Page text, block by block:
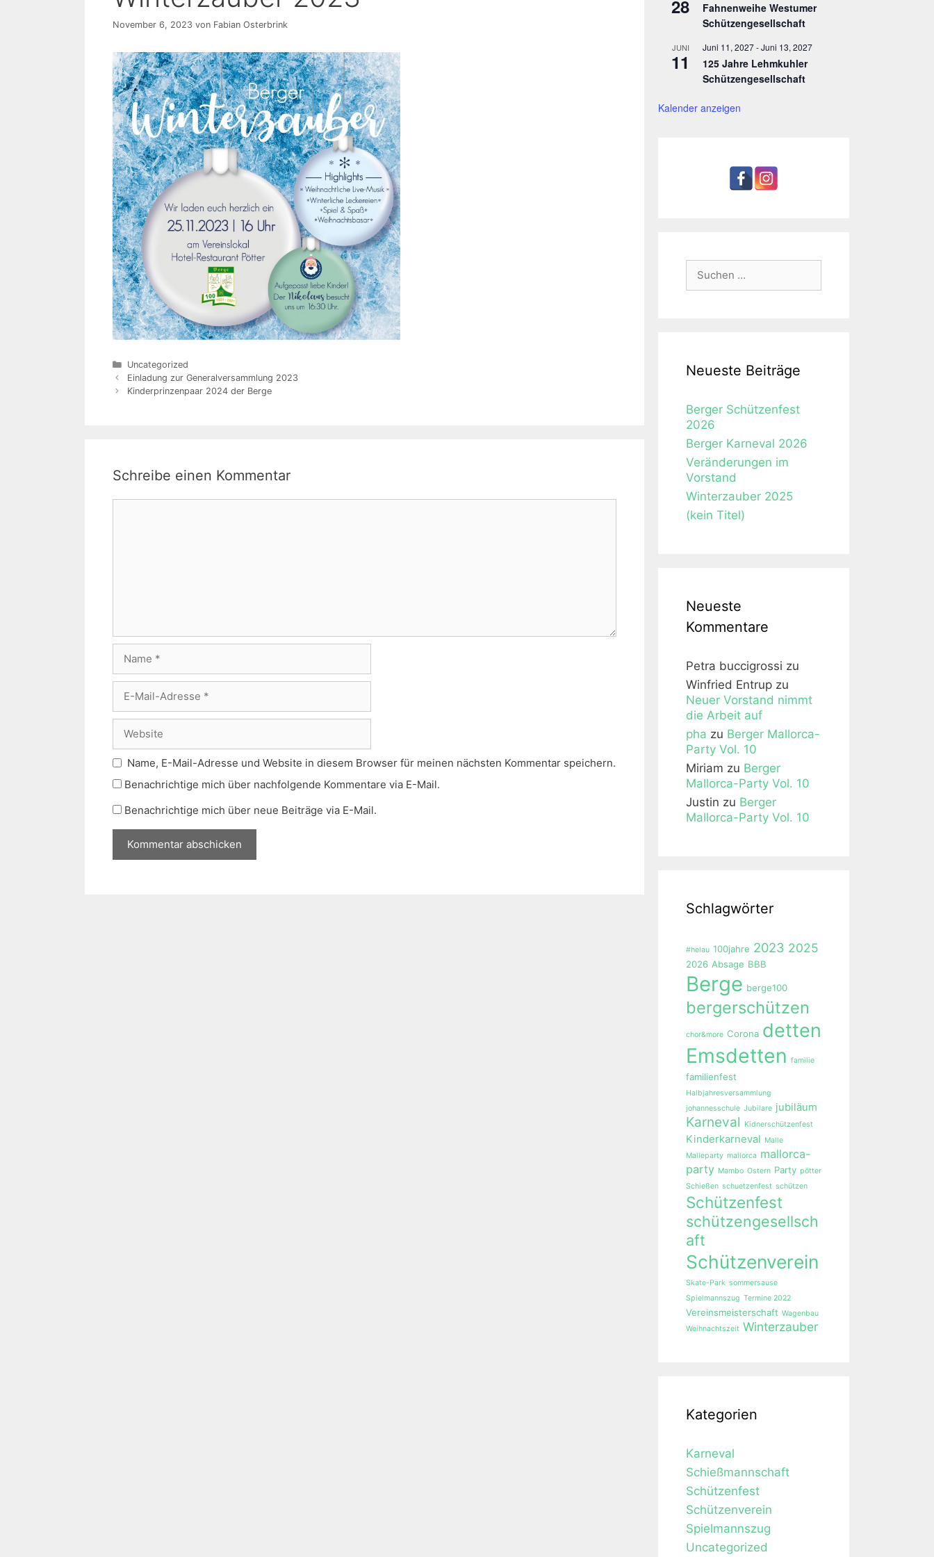
November 6, 2023 von Fabian Osterbrink
Kategorien
Uncategorized
Einladung zur Generalversammlung 2023
Kinderprinzenpaar 2024 der Berge
Schreibe einen Kommentar
Mail-
Adresse
Name, E-Mail-Adresse und Website in diesem Browser für meinen nächsten Kommentar speichern.
Benachrichtige mich über nachfolgende Kommentare via E-Mail.
Benachrichtige mich über neue Beiträge via E-Mail.
28
Fahnenweihe Westumer
Schützengesellschaft
JUNI
11
Juni 11, 2027-Juni 13, 2027
125 Jahre Lehmkuhler
Schützengesellschaft
Kalender anzeigen
nach:
Neueste Beiträge
Berger Schützenfest
2026
Berger Karneval 2026
Veränderungen im
Vorstand
Winterzauber 2025
(kein Titel)
Neueste
Kommentare
Petra buccigrossi zu
Winfried Entrup zu
Neuer Vorstand nimmt
die Arbeit auf
pha zu Berger Mallorca-
Party Vol. 10
Miriam zu Berger
Mallorca-Party Vol. 10
Justin zu Berger
Mallorca-Party Vol. 10
Schlagwörter
#helau 100jahre 2023 2025
2026 Absage BBB
Berge berge100
bergerschützen
chor&more Corona detten
Emsdetten familie
familienfest
Halbjahresversammlung
johannesschule Jubilare jubiläum
Karneval Kidnerschützenfest
Kinderkarneval Malle
Malleparty mallorca mallorca-
party Mambo Ostern Party pötter
Schießen schuetzenfest schützen
Schützenfest
schützengesellsch
aft
Schützenverein
Skate-Park sommersause
Spielmannszug Termine 2022
Vereinsmeisterschaft Wagenbau
Weihnachtszeit Winterzauber
Kategorien
Karneval
Schießmannschaft
Schützenfest
Schützenverein
Spielmannszug
Uncategorized